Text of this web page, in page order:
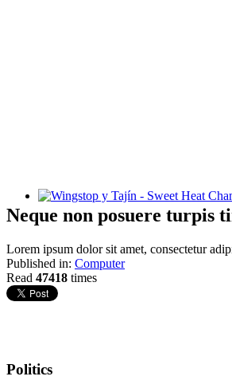
Wingstop y Tajín - Sweet Heat
Neque non posuere turpis
Lorem ipsum dolor sit amet, consectetur
Published in: Computer
Read 47418 times
Politics